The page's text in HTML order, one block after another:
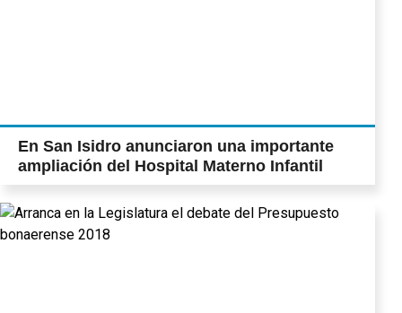
En San Isidro anunciaron una importante
ampliación del Hospital Materno Infantil